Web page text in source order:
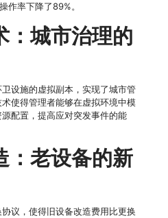
作率下降了89%。
：城市治理的
设施的虚拟副本，实现了城市管
使得管理者能够在虚拟环境中模
配置，提高应对突发事件的能
：老设备的新
议，使得旧设备改造费用比更换